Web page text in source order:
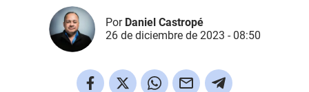
Por Daniel Castropé
26 de diciembre de 2023 - 08:50